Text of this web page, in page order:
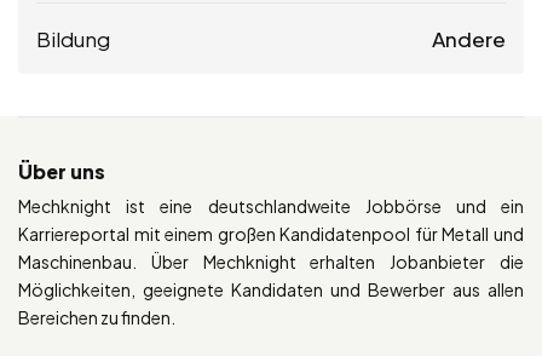
Bildung Andere
Über uns
Mechknight ist eine deutschlandweite Jobbörse und ein
Karriereportal mit einem großen Kandidatenpool für Metall und
Maschinenbau. Über Mechknight erhalten Jobanbieter die
Möglichkeiten, geeignete Kandidaten und Bewerber aus allen
Bereichen zu finden.